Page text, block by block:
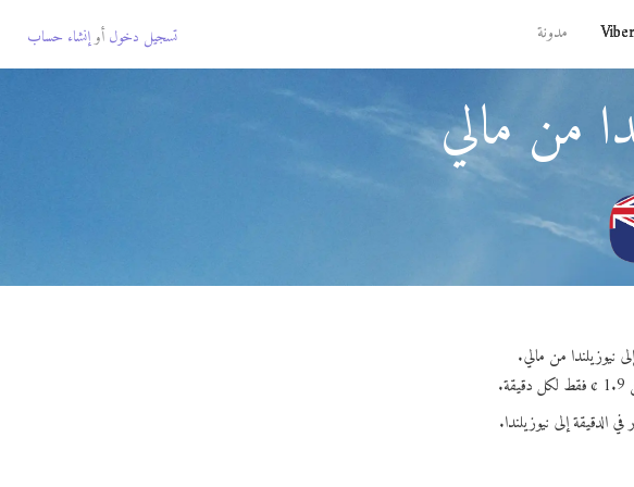
مدونة تسجيل دخول أوإنشاء حساب
من مالي
إلى نيوزيلندا.